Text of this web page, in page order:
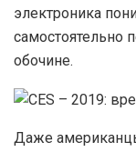
электроника
самостоятельно
обочине.
Даже